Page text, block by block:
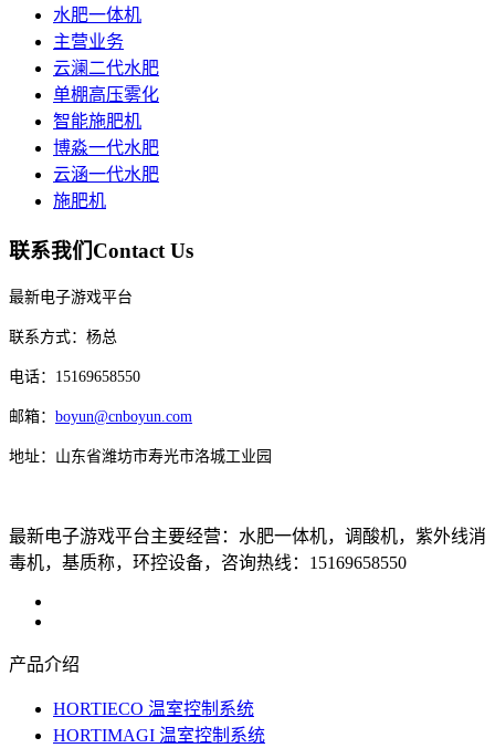
水肥一体机
主营业务
云澜二代水肥
单棚高压雾化
智能施肥机
博淼一代水肥
云涵一代水肥
施肥机
联系我们Contact Us
最新电子游戏平台
联系方式：杨总
电话：15169658550
邮箱： boyun@cnboyun.com
地址：山东省潍坊市寿光市洛城工业园
最新电子游戏平台主要经营：水肥一体机，调酸机，紫外线消
毒机，基质称，环控设备，咨询热线：15169658550
产品介绍
HORTIECO 温室控制系统
HORTIMAGI 温室控制系统